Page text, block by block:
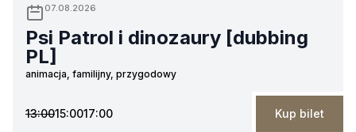
07.08.2026
Psi Patrol i dinozaury [dubbing
PL]
animacja, familijny, przygodowy
13:0015:0017:00 Kup bilet